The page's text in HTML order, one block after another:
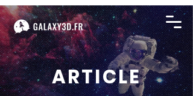
ARTICLE